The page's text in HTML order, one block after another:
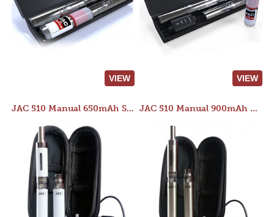
VIEW VIEW
JAC 510 Manual 650mAh Starter Kit JAC 510 Manual 900mAh Starter Kit